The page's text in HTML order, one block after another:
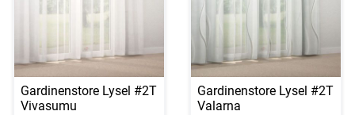
Gardinenstore Lysel #2T
Vivasumu
Gardinenstore Lysel #2T
Valarna